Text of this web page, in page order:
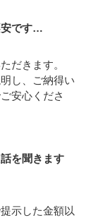
安です…
だきます。
し、ご納得い
安心くださ
を聞きます
示した金額以